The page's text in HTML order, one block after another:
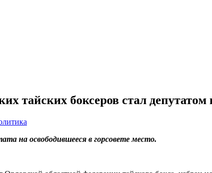
тайских боксеров стал
на освободившееся в горсовете место.